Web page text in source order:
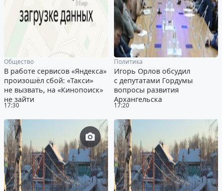
17:30
Общество
В работе сервисов «Яндекса»
произошёл сбой: «Такси»
не вызвать, на «Кинопоиск»
не зайти
17:20
Политика
Игорь Орлов обсудил
с депутатами Гордумы
вопросы развития
Архангельска